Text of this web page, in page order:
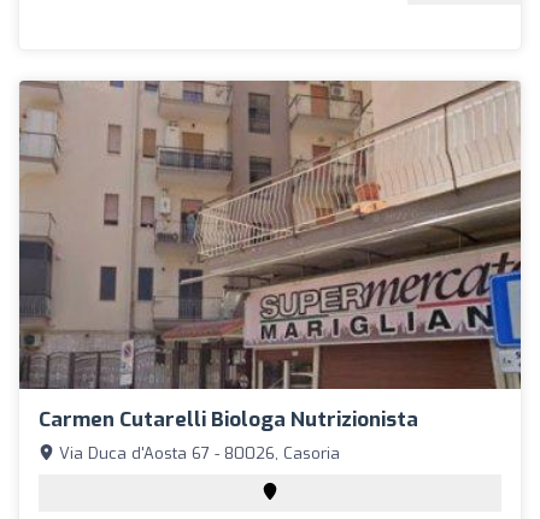
Carmen Cutarelli Biologa Nutrizionista
Via Duca d'Aosta 67 - 80026, Casoria